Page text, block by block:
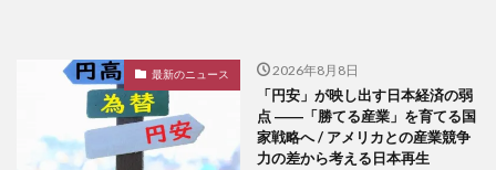
最新のニュース 2026年8月8日
「円安」が映し出す日本経済の弱
点 ――「勝てる産業」を育てる国
家戦略へ / アメリカとの産業競争
力の差から考える日本再生